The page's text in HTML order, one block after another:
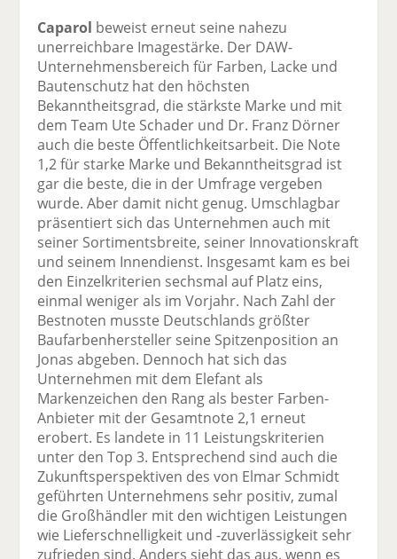
Caparol beweist erneut seine nahezu
unerreichbare Imagestärke. Der DAW-
Unternehmensbereich für Farben, Lacke und
Bautenschutz hat den höchsten
Bekanntheitsgrad, die stärkste Marke und mit
dem Team Ute Schader und Dr. Franz Dörner
auch die beste Öffentlichkeitsarbeit. Die Note
1,2 für starke Marke und Bekanntheitsgrad ist
gar die beste, die in der Umfrage vergeben
wurde. Aber damit nicht genug. Umschlagbar
präsentiert sich das Unternehmen auch mit
seiner Sortimentsbreite, seiner Innovationskraft
und seinem Innendienst. Insgesamt kam es bei
den Einzelkriterien sechsmal auf Platz eins,
einmal weniger als im Vorjahr. Nach Zahl der
Bestnoten musste Deutschlands größter
Baufarbenhersteller seine Spitzenposition an
Jonas abgeben. Dennoch hat sich das
Unternehmen mit dem Elefant als
Markenzeichen den Rang als bester Farben-
Anbieter mit der Gesamtnote 2,1 erneut
erobert. Es landete in 11 Leistungskriterien
unter den Top 3. Entsprechend sind auch die
Zukunftsperspektiven des von Elmar Schmidt
geführten Unternehmens sehr positiv, zumal
die Großhändler mit den wichtigen Leistungen
wie Lieferschnelligkeit und -zuverlässigkeit sehr
zufrieden sind. Anders sieht das aus, wenn es